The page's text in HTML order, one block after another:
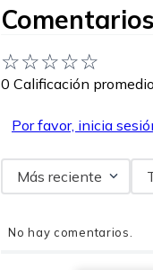
Comentarios
☆☆☆☆☆
0 Calificación promedio
Por favor, inicia
Más reciente
No hay comentarios.